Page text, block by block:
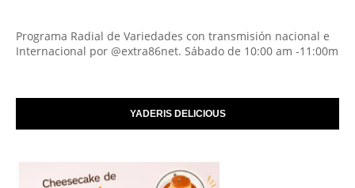
Programa Radial de Variedades con transmisión nacional e
Internacional por @extra86net. Sábado de 10:00 am -11:00m
YADERIS DELICIOUS